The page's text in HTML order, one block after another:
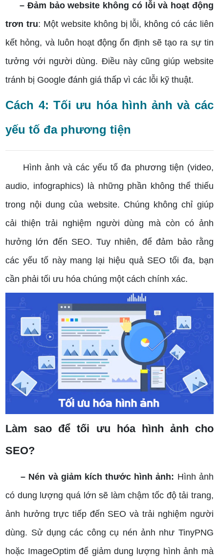
– Đảm bảo website không có lỗi và hoạt động
trơn tru: Một website không bị lỗi, không có các liên
kết hỏng, và luôn hoạt động ổn định sẽ tạo ra sự tin
tưởng với người dùng. Điều này cũng giúp website
tránh bị Google đánh giá thấp vì các lỗi kỹ thuật.
Cách 4: Tối ưu hóa hình ảnh và các
yếu tố đa phương tiện
Hình ảnh và các yếu tố đa phương tiện (video,
audio, infographics) là những phần không thể thiếu
trong nội dung của website. Chúng không chỉ giúp
cải thiện trải nghiệm người dùng mà còn có ảnh
hưởng lớn đến SEO. Tuy nhiên, để đảm bảo rằng
các yếu tố này mang lại hiệu quả SEO tối đa, bạn
cần phải tối ưu hóa chúng một cách chính xác.
Làm sao để tối ưu hóa hình ảnh cho
SEO?
– Nén và giảm kích thước hình ảnh: Hình ảnh
có dung lượng quá lớn sẽ làm chậm tốc độ tải trang,
ảnh hưởng trực tiếp đến SEO và trải nghiệm người
dùng. Sử dụng các công cụ nén ảnh như TinyPNG
hoặc ImageOptim để giảm dung lượng hình ảnh mà